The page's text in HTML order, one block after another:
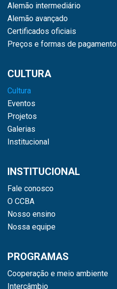
Alemão intermediário
Alemão avançado
Certificados oficiais
Preços e formas de pagamento
CULTURA
Cultura
Eventos
Projetos
Galerias
Institucional
INSTITUCIONAL
Fale conosco
O CCBA
Nosso ensino
Nossa equipe
PROGRAMAS
Cooperação e meio ambiente
Intercâmbio